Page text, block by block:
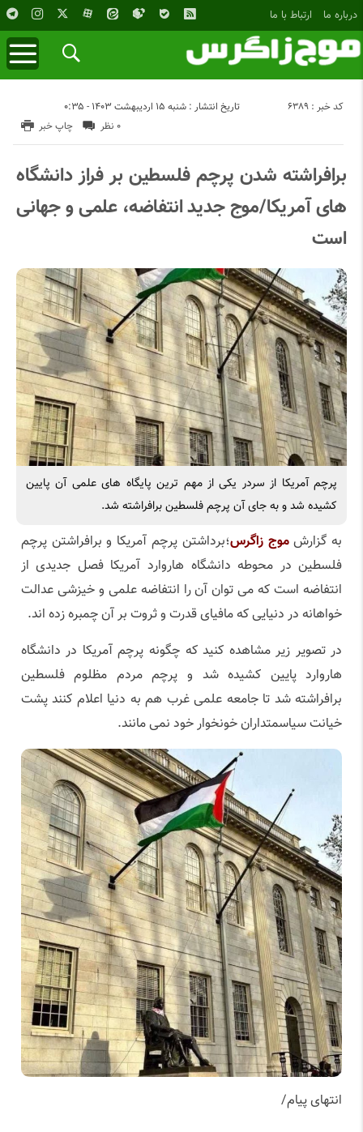
درباره ما ارتباط با ما
تاریخ انتشار : شنبه ۱۵ اردیبهشت ۱۴۰۳ - ۰:۳۵ کد خبر : 6389
چاپ خبر ۰ نظر
برافراشته شدن پرچم فلسطین بر فراز دانشگاه
های آمریکا/موج جدید انتفاضه، علمی و جهانی
است
پرچم آمریکا از سردر یکی از مهم ترین پایگاه های علمی آن پایین
کشیده شد و به جای آن پرچم فلسطین برافراشته شد.
به گزارشموج زاگرس؛برداشتن پرچم آمریکا و برافراشتن پرچم
فلسطین در محوطه دانشگاه هاروارد آمریکا فصل جدیدی از
انتفاضه است که می توان آن را انتفاضه علمی و خیزشی عدالت
خواهانه در دنیایی که مافیای قدرت و ثروت بر آن چمبره زده اند.
در تصویر زیر مشاهده کنید که چگونه پرچم آمریکا در دانشگاه
هاروارد پایین کشیده شد و پرچم مردم مظلوم فلسطین
برافراشته شد تا جامعه علمی غرب هم به دنیا اعلام کنند پشت
خیانت سیاسمتداران خونخوار خود نمی مانند.
انتهای پیام/